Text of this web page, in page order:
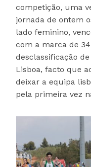
competição, uma
jornada de ontem
lado feminino,
com a marca de
desclassificação
Lisboa, facto que
deixar a equipa
pela primeira vez